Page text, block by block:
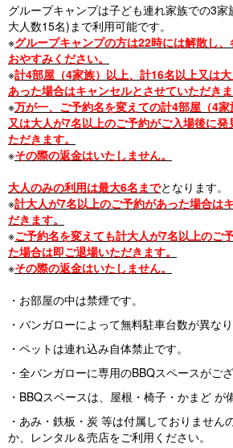
グループキャンプは子ども連れ家族での3
大人数15名)まで利用可能です。
※グループキャンプの方は22時には解散し
おやすみください。
※計4部屋（4家族）以上、計16名以上又は
あった場合はキャンセルとさせていただきま
※万が一、ご予約名を変えての計4部屋（4
又は大人が7名以上のご予約がご入場後に
ただきます。
※その際の返金はいたしません。
大人のみの利用は最大6名までとなります。
※計大人が7名以上のご予約があった場合は
だきます。
※ご予約名を変えても計大人が7名以上のご
た場合は即ご退場いただきます。
※その際の返金はいたしません。
・お部屋の中は禁煙です。
・バンガローによって無料駐車台数が異なり
・ペットは連れ込み自体禁止です。
・全バンガローに専用のBBQスペースがござ
・BBQスペースは、屋根・椅子・かまど が
・あみ・鉄板・炭 等は付属しておりません
か、レンタル＆売店をご利用ください。